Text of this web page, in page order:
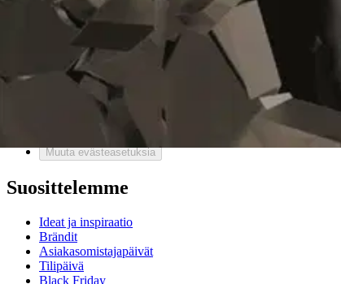
Asiakaspalvelu
Usein kysytyt kysymykset
Ota yhteyttä asiakaspalveluun
Prisma-myymälöiden yhteystiedot
Muuta evästeasetuksia
Suosittelemme
Ideat ja inspiraatio
Brändit
Asiakasomistajapäivät
Tilipäivä
Black Friday